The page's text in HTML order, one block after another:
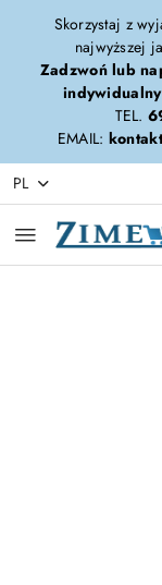
Przejdź do
Przejdź do
Przejdź do
Przejdź do
Przejdź do
Przejdź do
Skorzystaj z
najwyższej
Zadzwoń lub
TEL.
EMAIL:
PL